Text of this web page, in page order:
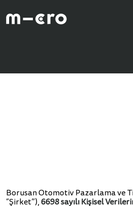
Borusan Otomotiv Pazarlama ve
“Şirket”), 6698 sayılı Kişisel